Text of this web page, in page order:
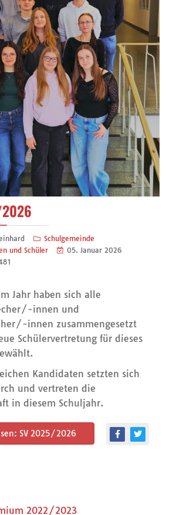
Schulgemeinde
und Schüler
05. Januar 2026
Jahr haben sich alle
innen und
innen zusammengesetzt
Schülervertretung für dieses
Kandidaten setzten sich
und vertreten die
in diesem Schuljahr.
SV 2025/2026
2022/2023